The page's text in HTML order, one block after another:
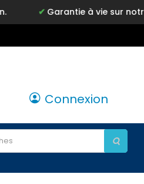
Garantie à vie sur notre marque
Connexion